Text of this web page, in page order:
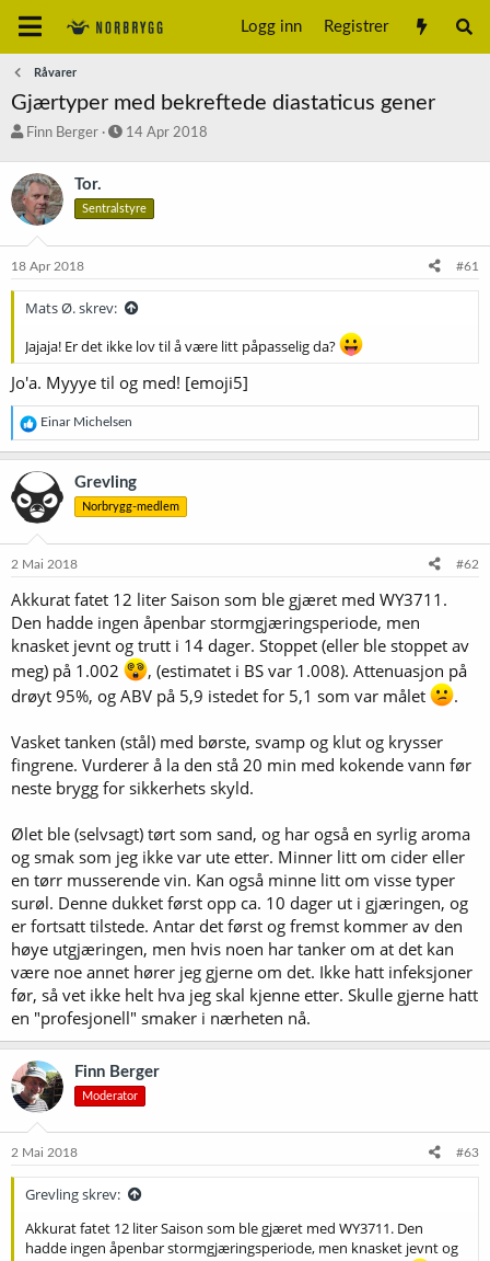
Logg inn Registrer
Råvarer
Gjærtyper med bekreftede diastaticus gener
T
å
d
s
a
r
t
e
Finn Berger
S
t
a
o
14 Apr 2018
Tor.
Sentralstyre
18 Apr 2018 #61
Mats Ø. skrev:
Jajaja! Er det ikke lov til å være litt påpasselig da?
Jo'a. Myyye til og med! [emoji5]
R
e
a
k
s
j
o
e
:
Einar Michelsen
Grevling
Norbrygg-medlem
2 Mai 2018 #62
Akkurat fatet 12 liter Saison som ble gjæret med WY3711.
Den hadde ingen åpenbar stormgjæringsperiode, men
knasket jevnt og trutt i 14 dager. Stoppet (eller ble stoppet av
meg) på 1.002
, (estimatet i BS var 1.008). Attenuasjon på
drøyt 95%, og ABV på 5,9 istedet for 5,1 som var målet
.
Vasket tanken (stål) med børste, svamp og klut og krysser
fingrene. Vurderer å la den stå 20 min med kokende vann før
neste brygg for sikkerhets skyld.
Ølet ble (selvsagt) tørt som sand, og har også en syrlig aroma
og smak som jeg ikke var ute etter. Minner litt om cider eller
en tørr musserende vin. Kan også minne litt om visse typer
surøl. Denne dukket først opp ca. 10 dager ut i gjæringen, og
er fortsatt tilstede. Antar det først og fremst kommer av den
høye utgjæringen, men hvis noen har tanker om at det kan
være noe annet hører jeg gjerne om det. Ikke hatt infeksjoner
før, så vet ikke helt hva jeg skal kjenne etter. Skulle gjerne hatt
en "profesjonell" smaker i nærheten nå.
Finn Berger
Moderator
2 Mai 2018 #63
Grevling skrev:
Akkurat fatet 12 liter Saison som ble gjæret med WY3711. Den
hadde ingen åpenbar stormgjæringsperiode, men knasket jevnt og